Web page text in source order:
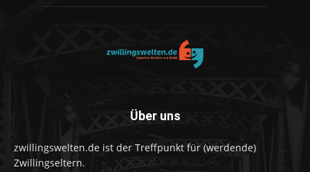
Über uns
zwillingswelten.de ist der Treffpunkt für (werdende)
Zwillingseltern.